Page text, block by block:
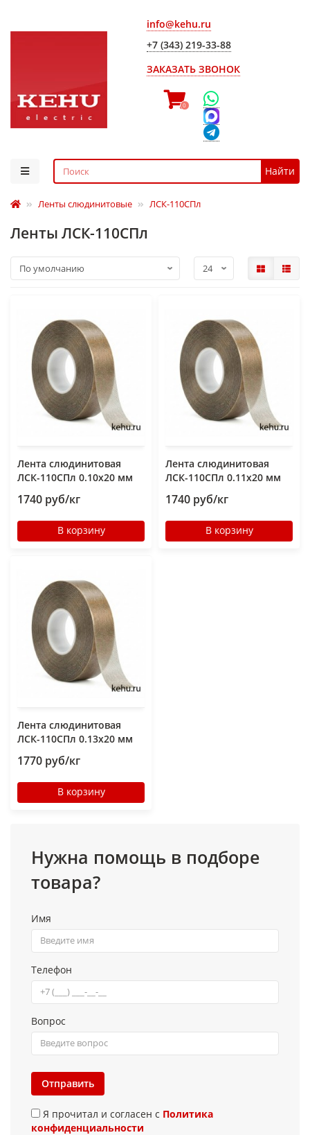
info@kehu.ru
+7 (343) 219-33-88
ЗАКАЗАТЬ ЗВОНОК
0
Найти
Ленты слюдинитовые ЛСК-110СПл
Ленты ЛСК-110СПл
Лента слюдинитовая
ЛСК-110СПл 0.10х20 мм
1740 руб/кг
В корзину
Лента слюдинитовая
ЛСК-110СПл 0.11х20 мм
1740 руб/кг
В корзину
Лента слюдинитовая
ЛСК-110СПл 0.13х20 мм
1770 руб/кг
В корзину
Нужна помощь в подборе
товара?
Имя
Телефон
Вопрос
Отправить
Я прочитал и согласен с Политика
конфиденциальности